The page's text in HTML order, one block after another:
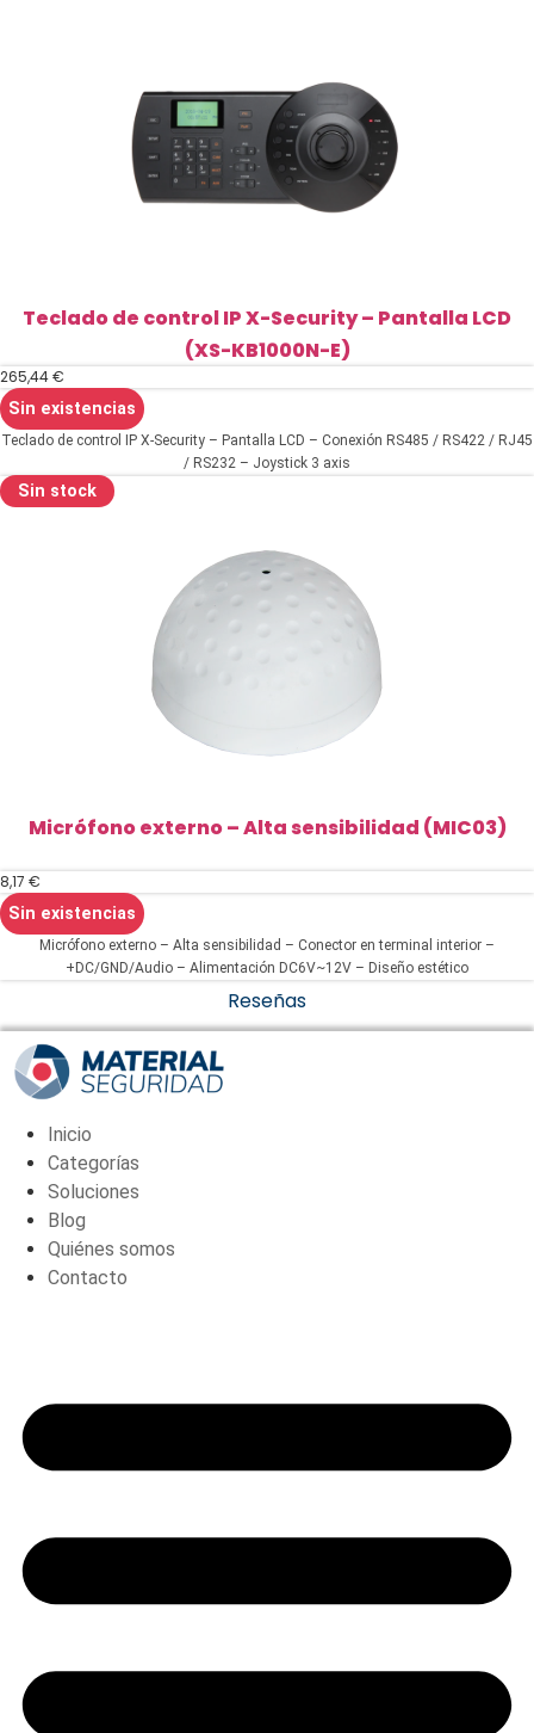
Teclado de control IP X-Security – Pantalla LCD
(XS-KB1000N-E)
265,44€
Sin existencias
Teclado de control IP X-Security – Pantalla LCD – Conexión RS485 / RS422 / RJ45
/ RS232 – Joystick 3 axis
Sin stock
Micrófono externo – Alta sensibilidad (MIC03)
8,17 €
Sin existencias
Micrófono externo – Alta sensibilidad – Conector en terminal interior –
+DC/GND/Audio – Alimentación DC6V~12V – Diseño estético
Reseñas
Inicio
Categorías
Soluciones
Blog
Quiénes somos
Contacto